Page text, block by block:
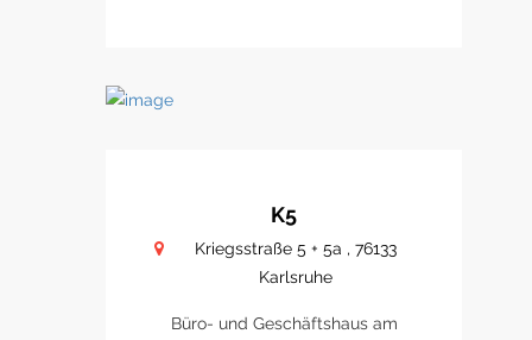
K5
Kriegsstraße 5 + 5a , 76133
Karlsruhe
Büro- und Geschäftshaus am